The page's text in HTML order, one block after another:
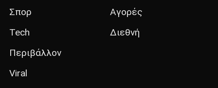
Σπορ
Tech
Περιβάλλον
Viral
Αγορές
Διεθνή